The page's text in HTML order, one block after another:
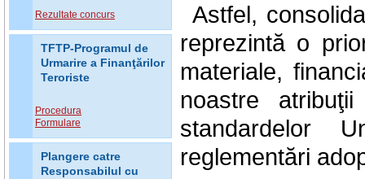
Rezultate concurs
TFTP-Programul de
Urmarire a Finanţărilor
Teroriste
Procedura
Formulare
Plangere catre
Responsabilul cu
Astfel,
reprezintă o
materiale,
noastre
standardelor
reglementări